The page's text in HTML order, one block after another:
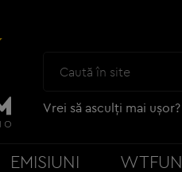
Vrei să asculți mai ușor?
EMISIUNI WTFUN